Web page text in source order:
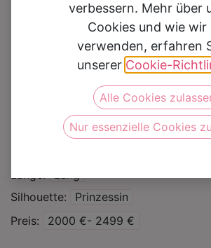
Brautkleid 3532
Auf die Wunschliste
Brautkleider
Monica Loretti
Länge
Lang
Silhouette
Prinzessin
Preis
2000 €- 2499 €
verbessern. Mehr über
Cookies und wie wir
verwenden, erfahren
unserer Cookie-
Alle Cookies
Nur essenzielle Cookies